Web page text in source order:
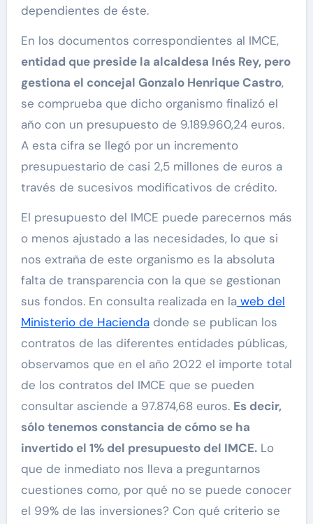
dependientes de éste.
En los documentos correspondientes al IMCE,
entidad que preside la alcaldesa Inés Rey, pero
gestiona el concejal Gonzalo Henrique Castro,
se comprueba que dicho organismo finalizó el
año con un presupuesto de 9.189.960,24 euros.
A esta cifra se llegó por un incremento
presupuestario de casi 2,5 millones de euros a
través de sucesivos modificativos de crédito.
El presupuesto del IMCE puede parecernos más
o menos ajustado a las necesidades, lo que si
nos extraña de este organismo es la absoluta
falta de transparencia con la que se gestionan
sus fondos. En consulta realizada en laweb del
Ministerio de Haciendadonde se publican los
contratos de las diferentes entidades públicas,
observamos que en el año 2022 el importe total
de los contratos del IMCE que se pueden
consultar asciende a 97.874,68 euros. Es decir,
sólo tenemos constancia de cómo se ha
invertido el 1% del presupuesto del IMCE.Lo
que de inmediato nos lleva a preguntarnos
cuestiones como, por qué no se puede conocer
el 99% de las inversiones? Con qué criterio se